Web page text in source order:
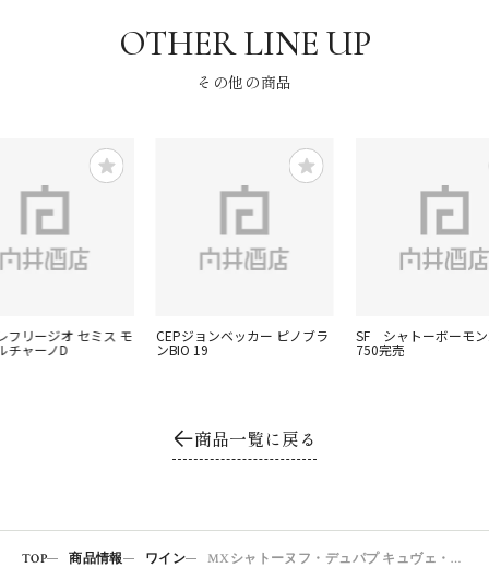
その他の商品
フリージオ セミス モ
チャーノD
CEPジョンベッカー ピノブラ
ンBIO 19
SF シャトーボーモ
750完売
商品一覧に戻る
TOP 商品情報 ワイン MXシャトーヌフ・デュパプ キュヴェ・エティエンヌ・ゴネ2018